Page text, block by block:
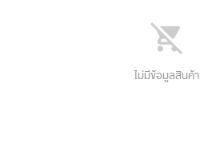
ไม่มีข้อมูลสินค้า